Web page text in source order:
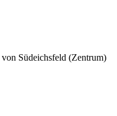
von Südeichsfeld (Zentrum)